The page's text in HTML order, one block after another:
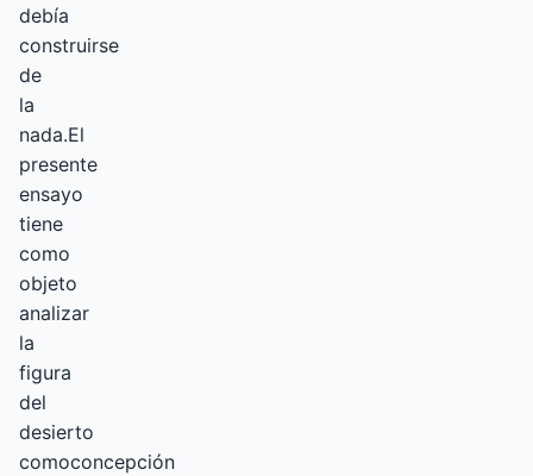
debía
construirse
de
la
nada.El
presente
ensayo
tiene
como
objeto
analizar
la
figura
del
desierto
comoconcepción